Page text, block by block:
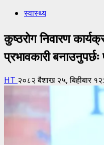
स्वास्थ्य
कुष्ठरोग निवारण
प्रभावकारी
HT २०८२ बैशाख २५, बिहीबार